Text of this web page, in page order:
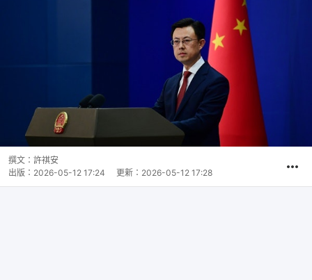
撰文： 許祺安
出版： 2026-05-12 17:24 更新： 2026-05-12 17:28